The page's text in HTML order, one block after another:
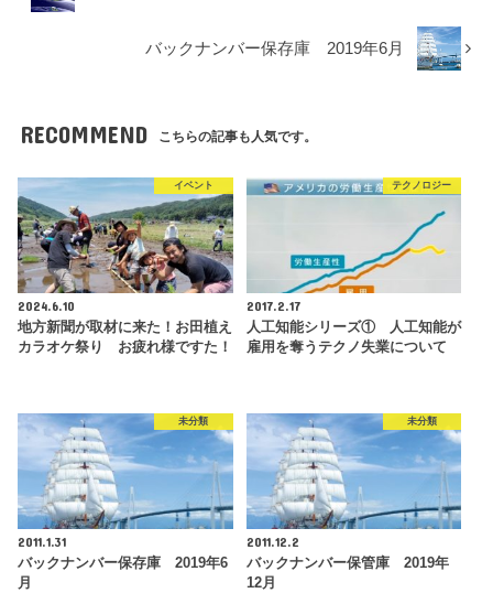
バックナンバー保存庫 2019年6月
RECOMMEND こちらの記事も人気です。
イベント
2024.6.10
地方新聞が取材に来た！お田植え
カラオケ祭り お疲れ様ですた！
テクノロジー
2017.2.17
人工知能シリーズ① 人工知能が
雇用を奪うテクノ失業について
未分類
2011.1.31
バックナンバー保存庫 2019年6
月
未分類
2011.12.2
バックナンバー保管庫 2019年
12月